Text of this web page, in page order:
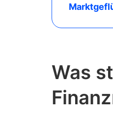
Was